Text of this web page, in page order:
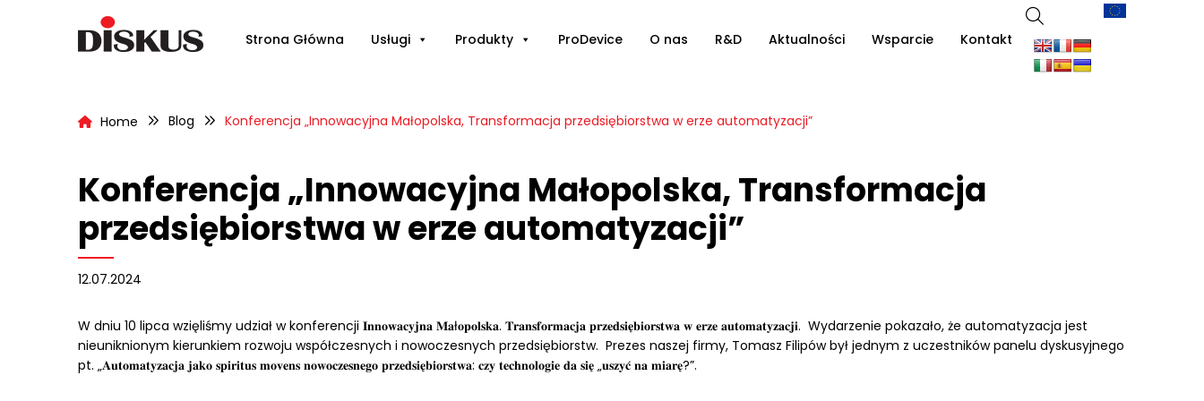
Strona Główna Usługi Produkty ProDevice O nas R&D Aktualności Wsparcie Kontakt
Home Blog Konferencja „Innowacyjna Małopolska, Transformacja przedsiębiorstwa w erze automatyzacji”
Konferencja „Innowacyjna Małopolska, Transformacja
przedsiębiorstwa w erze automatyzacji”
12.07.2024
W dniu 10 lipca wzięliśmy udział w konferencji 𝐈𝐧𝐧𝐨𝐰𝐚𝐜𝐲𝐣𝐧𝐚 𝐌𝐚ł𝐨𝐩𝐨𝐥𝐬𝐤𝐚. 𝐓𝐫𝐚𝐧𝐬𝐟𝐨𝐫𝐦𝐚𝐜𝐣𝐚 𝐩𝐫𝐳𝐞𝐝𝐬𝐢𝐞̨𝐛𝐢𝐨𝐫𝐬𝐭𝐰𝐚 𝐰 𝐞𝐫𝐳𝐞 𝐚𝐮𝐭𝐨𝐦𝐚𝐭𝐲𝐳𝐚𝐜𝐣𝐢. Wydarzenie pokazało, że automatyzacja jest
nieuniknionym kierunkiem rozwoju współczesnych i nowoczesnych przedsiębiorstw. Prezes naszej firmy, Tomasz Filipów był jednym z uczestników panelu dyskusyjnego
pt. „𝐀𝐮𝐭𝐨𝐦𝐚𝐭𝐲𝐳𝐚𝐜𝐣𝐚 𝐣𝐚𝐤𝐨 𝐬𝐩𝐢𝐫𝐢𝐭𝐮𝐬 𝐦𝐨𝐯𝐞𝐧𝐬 𝐧𝐨𝐰𝐨𝐜𝐳𝐞𝐬𝐧𝐞𝐠𝐨 𝐩𝐫𝐳𝐞𝐝𝐬𝐢𝐞̨𝐛𝐢𝐨𝐫𝐬𝐭𝐰𝐚: 𝐜𝐳𝐲 𝐭𝐞𝐜𝐡𝐧𝐨𝐥𝐨𝐠𝐢𝐞 𝐝𝐚 𝐬𝐢𝐞̨ „𝐮𝐬𝐳𝐲𝐜́ 𝐧𝐚 𝐦𝐢𝐚𝐫𝐞̨?”.